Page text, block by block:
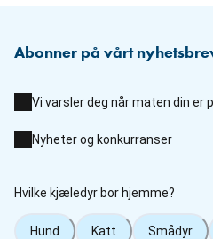
Abonner på vårt
Vi varsler deg når maten din er
Nyheter og konkurranser
Hvilke kjæledyr bor hjemme?
Hund Katt Smådyr